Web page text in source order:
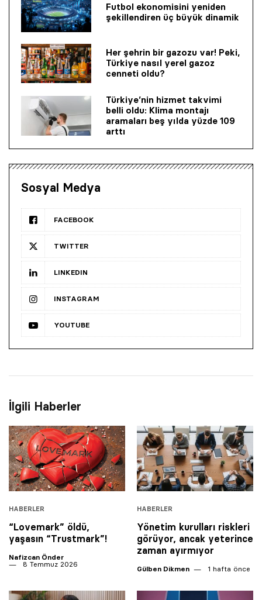
Futbol ekonomisini yeniden
şekillendiren üç büyük dinamik
Her şehrin bir gazozu var! Peki,
Türkiye nasıl yerel gazoz
cenneti oldu?
Türkiye’nin hizmet takvimi
belli oldu: Klima montajı
aramaları beş yılda yüzde 109
arttı
Sosyal Medya
FACEBOOK
TWITTER
LINKEDIN
INSTAGRAM
YOUTUBE
İlgili Haberler
HABERLER
“Lovemark” öldü,
yaşasın “Trustmark”!
Nafizcan Önder
8 Temmuz 2026
HABERLER
Yönetim kurulları riskleri
görüyor, ancak yeterince
zaman ayırmıyor
Gülben Dikmen 1 hafta önce